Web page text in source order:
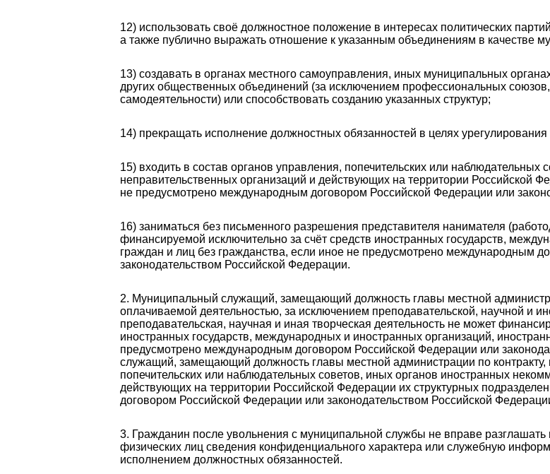
12) использовать своё должностное положение в интересах политических
а также публично выражать отношение к указанным объединениям в качестве
13) создавать в органах местного самоуправления, иных муниципальных
других общественных объединений (за исключением профессиональных
самодеятельности) или способствовать созданию указанных структур;
14) прекращать исполнение должностных обязанностей в целях урегулирования
15) входить в состав органов управления, попечительских или
неправительственных организаций и действующих на территории Российской
не предусмотрено международным договором Российской Федерации или
16) заниматься без письменного разрешения представителя нанимателя
финансируемой исключительно за счёт средств иностранных государств,
граждан и лиц без гражданства, если иное не предусмотрено международным
законодательством Российской Федерации.
2. Муниципальный служащий, замещающий должность главы местной
оплачиваемой деятельностью, за исключением преподавательской, научной и
преподавательская, научная и иная творческая деятельность не может
иностранных государств, международных и иностранных организаций,
предусмотрено международным договором Российской Федерации или
служащий, замещающий должность главы местной администрации по контракту,
попечительских или наблюдательных советов, иных органов иностранных
действующих на территории Российской Федерации их структурных
договором Российской Федерации или законодательством Российской
3. Гражданин после увольнения с муниципальной службы не вправе разглашать
физических лиц сведения конфиденциального характера или служебную
исполнением должностных обязанностей.